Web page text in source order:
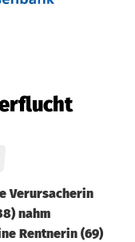
Verursacherin
nahm
Rentnerin (69)